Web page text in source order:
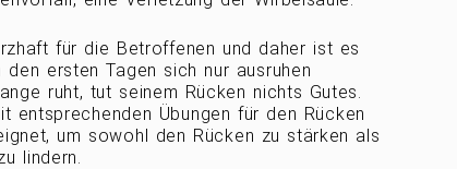
für die Betroffenen und daher ist es
den ersten Tagen sich nur ausruhen
ruht, tut seinem Rücken nichts Gutes.
entsprechenden Übungen für den Rücken
um sowohl den Rücken zu stärken als
lindern.